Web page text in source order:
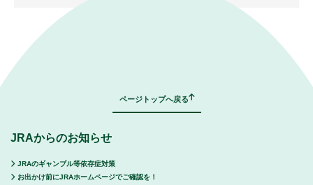
ページトップへ戻る
JRAからのお知らせ
JRAのギャンブル等依存症対策
お出かけ前にJRAホームページでご確認を！